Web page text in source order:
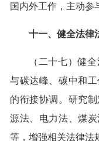
国内外工作，主动参
十一、健全法律
（二十七）健
与碳达峰、碳中和
的衔接协调。研究
源法、电力法、煤
等，增强相关法律法